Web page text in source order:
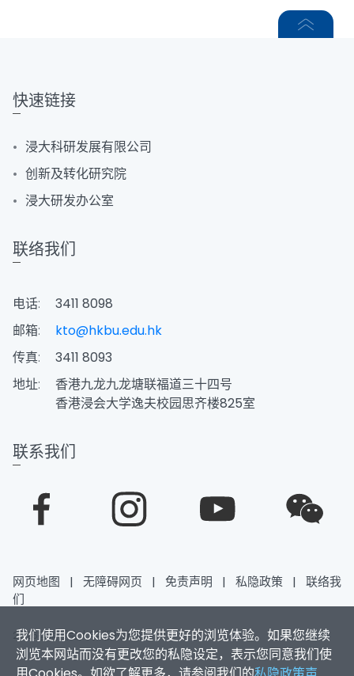
我们使用Cookies为您提供更好的浏览体验。如果您继续
浏览本网站而没有更改您的私隐设定，表示您同意我们使
快速链接
浸大科研发展有限公司
创新及转化研究院
浸大研发办公室
联络我们
电话:
3411 8098
邮箱:
kto@hkbu.edu.hk
传真:
3411 8093
地址:
香港九龙九龙塘联福道三十四号
香港浸会大学逸夫校园思齐楼825室
联系我们
网页地图 | 无障碍网页 | 免责声明 | 私隐政策 |
联络我
们
2026香港浸会大学 版权所有